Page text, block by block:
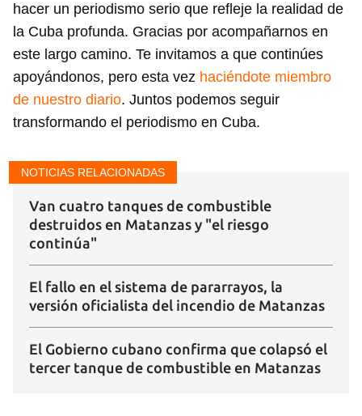
hacer un periodismo serio que refleje la realidad de
la Cuba profunda. Gracias por acompañarnos en
este largo camino. Te invitamos a que continúes
apoyándonos, pero esta vez haciéndote miembro
de nuestro diario. Juntos podemos seguir
transformando el periodismo en Cuba.
NOTICIAS RELACIONADAS
Van cuatro tanques de combustible
destruidos en Matanzas y "el riesgo
continúa"
El fallo en el sistema de pararrayos, la
versión oficialista del incendio de Matanzas
El Gobierno cubano confirma que colapsó el
tercer tanque de combustible en Matanzas